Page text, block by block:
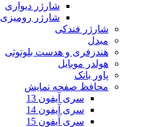
شارژر دیواری
شارژر رومیزی
شارژر فندکی
مبدل
هندزفری و هدست بلوتوثی
هولدر موبایل
پاور بانک
محافظ صفحه نمایش
سری آیفون 13
سری آیفون 14
سری آیفون 15